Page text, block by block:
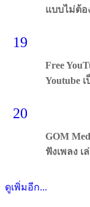
แบบไม่ต้อ
19
Free
Youtube
20
GOM
ฟังเพลง เ
ดูเพิ่มอีก...